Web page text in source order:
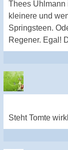
Thees Uhlmann
kleinere und
Springsteen.
Regener. Egal!
Steht Tomte